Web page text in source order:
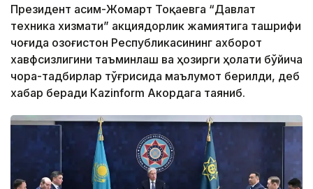
Президент Қасим-Жомарт Тоқаевга “Давлат
техника хизмати” акциядорлик жамиятига ташрифи
чоғида Қозоғистон Республикасининг ахборот
хавфсизлигини таъминлаш ва ҳозирги ҳолати бўйича
чора-тадбирлар тўғрисида маълумот берилди, деб
хабар беради Каzinform Акордага таяниб.